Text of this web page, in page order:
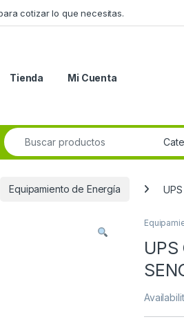
cotizar lo que necesitas.
Tienda Mi Cuenta
Search for:
Equipamiento de Energía